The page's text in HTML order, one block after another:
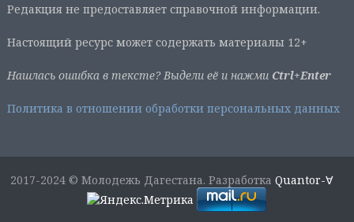
Редакция не предоставляет справочной информации.
Настоящий ресурс может содержать материалы 12+
Нашлась ошибка в тексте? Выдели её и нажми Ctrl+Enter
Политика в отношении обработки персональных данных
2017-2024 © Молодежь Дагестана. РазработкаQuantor-∀